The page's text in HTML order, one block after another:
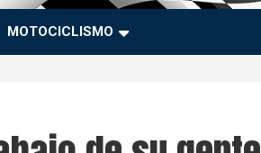
MOTOCICLISMO